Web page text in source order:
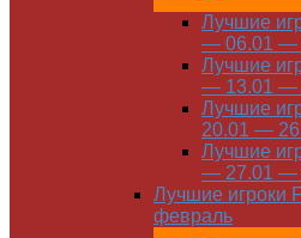
Лучшие
— 06.01 —
Лучшие
— 13.01 —
Лучшие
20.01 —
Лучшие
— 27.01 —
Лучшие игроки
февраль